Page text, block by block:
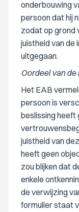
onderbouwing
persoon dat hij
zodat op grond
juistheid van de
uitgegaan.
Oordeel van
Het EAB
persoon is
beslissing heeft
juistheid van
heeft geen
zou blijken dat
enkele
de verwijzing
formulier staat